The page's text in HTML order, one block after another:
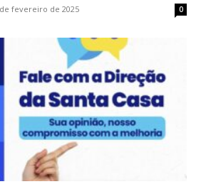
fevereiro de 2025 0